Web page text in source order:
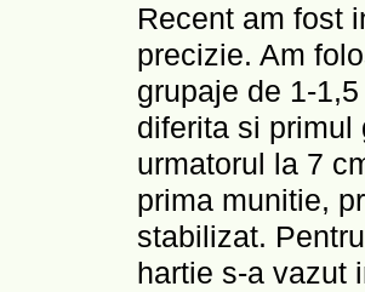
Recent am fost
precizie. Am
grupaje de 1-
diferita si primul
urmatorul la 7
prima munitie,
stabilizat.
hartie s-a vazut